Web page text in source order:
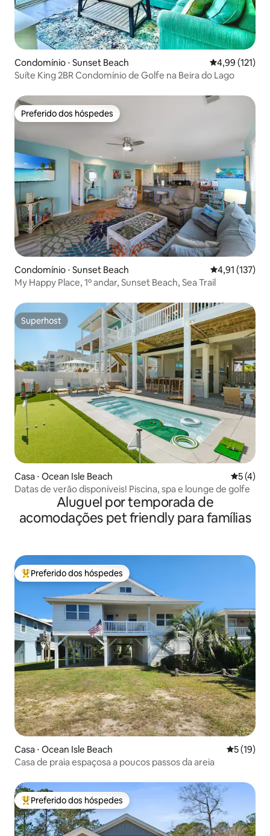
Condomínio ⋅ Sunset Beach 4,99 de uma
4,99 (121)
Suíte King 2BR Condomínio de Golfe na Beira do Lago
Preferido dos hóspedes
Preferido dos hóspedes
Condomínio ⋅ Sunset Beach 4,91 de uma
4,91 (137)
My Happy Place, 1º andar, Sunset Beach, Sea Trail
Superhost
Superhost
Casa ⋅ Ocean Isle Beach 5 de
5 (4)
Datas de verão disponíveis! Piscina, spa e lounge de golfe
Aluguel por temporada de
acomodações pet friendly para famílias
Entre os melhores preferidos dos hóspedes
Preferido dos hóspedes
Casa ⋅ Ocean Isle Beach 5 de uma
5 (19)
Casa de praia espaçosa a poucos passos da areia
Entre os melhores preferidos dos hóspedes
Preferido dos hóspedes